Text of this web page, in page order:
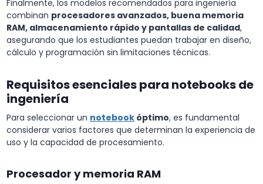
Finalmente, los modelos recomendados para ingeniería
combinan procesadores avanzados, buena memoria
RAM, almacenamiento rápido y pantallas de calidad,
asegurando que los estudiantes puedan trabajar en diseño,
cálculo y programación sin limitaciones técnicas.
Requisitos esenciales para notebooks de
ingeniería
Para seleccionar un notebook óptimo, es fundamental
considerar varios factores que determinan la experiencia de
uso y la capacidad de procesamiento.
Procesador y memoria RAM